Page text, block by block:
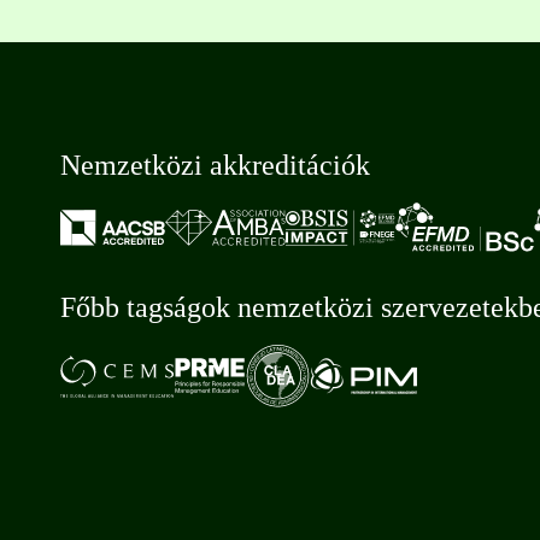
Nemzetközi akkreditációk
Főbb tagságok nemzetközi